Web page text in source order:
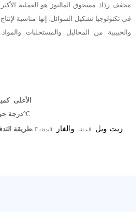
مجفف رذاذ مسحوق المالتوز هو العملية
في تكنولوجيا تشكيل السوائل. إنها مناسبة
والحبيبية من المحاليل والمستحلبات
الأعلى
درجة140-350℃
طريقةتسخين بالبخار، تسخين كهربائي، F زيت ويل التدفئة والغاز التدفئة